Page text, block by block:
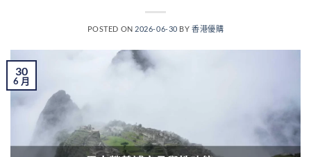
POSTED ON 2026-06-30 BY香港優購
30
6 月